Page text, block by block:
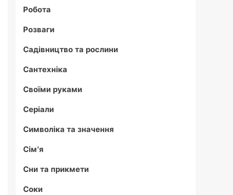
Робота
Розваги
Садівництво та рослини
Сантехніка
Своїми руками
Серіали
Символіка та значення
Сім'я
Сни та прикмети
Соки